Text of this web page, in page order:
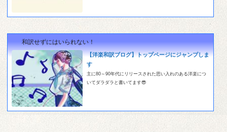
和訳せずにはいられない！
【洋楽和訳ブログ】トップページにジャンプしま
す
主に80～90年代にリリースされた思い入れのある洋楽につ
いてダラダラと書いてます😎